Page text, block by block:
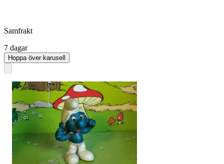
Samfrakt
7 dagar
Hoppa över karusell